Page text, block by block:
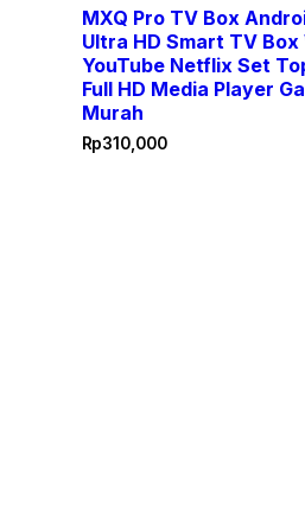
MXQ Pro TV Box
Ultra HD Smart TV Box
YouTube Netflix Set
Full HD Media Player
Murah
Rp310,000